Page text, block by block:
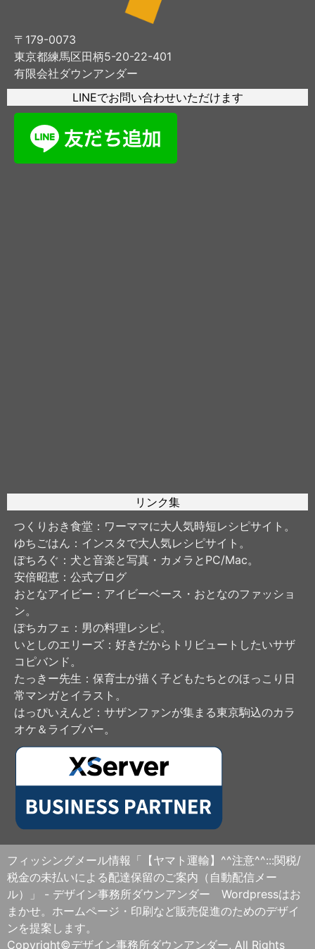
〒179-0073
東京都練馬区田柄5-20-22-401
有限会社ダウンアンダー
LINEでお問い合わせいただけます
リンク集
つくりおき食堂 ：ワーママに大人気時短レシピサイト。
ゆちごはん ：インスタで大人気レシピサイト。
ぽちろぐ ：犬と音楽と写真・カメラとPC/Mac。
安倍昭恵 ：公式ブログ
おとなアイビー ：アイビーベース・おとなのファッショ
ン。
ぽちカフェ ：男の料理レシピ。
いとしのエリーズ ：好きだからトリビュートしたいサザ
コピバンド。
たっきー先生 ：保育士が描く子どもたちとのほっこり日
常マンガとイラスト。
はっぴいえんど ：サザンファンが集まる東京駒込のカラ
オケ＆ライブバー。
フィッシングメール情報「【ヤマト運輸】^^注意^^:::関税/
税金の未払いによる配達保留のご案内（自動配信メー
ル）」 - デザイン事務所ダウンアンダー Wordpressはお
まかせ。ホームページ・印刷など販売促進のためのデザイ
ンを提案します。
Copyright©デザイン事務所ダウンアンダー, All Rights